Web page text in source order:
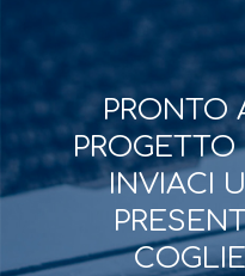
PRONTO
INVIACI